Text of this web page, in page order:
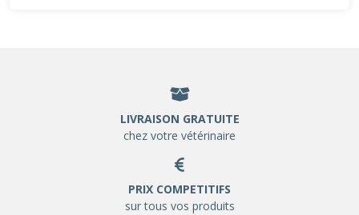
LIVRAISON GRATUITE
chez votre vétérinaire
PRIX COMPETITIFS
sur tous vos produits